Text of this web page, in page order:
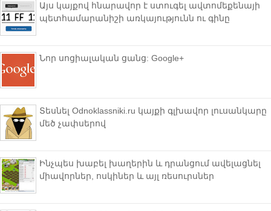
Այս կայքով հնարավոր է ստուգել ավտոմեքենայի
պետհամարանիշի առկայությունն ու գինը
Նոր սոցիալական ցանց: Google+
Տեսնել Odnoklassniki.ru կայքի գլխավոր լուսանկարը
մեծ չափսերով
Ինչպես խաբել խաղերին և դրանցում ավելացնել
միավորներ, ոսկիներ և այլ ռեսուրսներ